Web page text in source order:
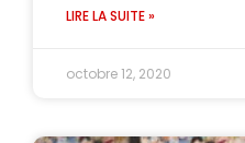
LIRE LA SUITE »
octobre 12, 2020